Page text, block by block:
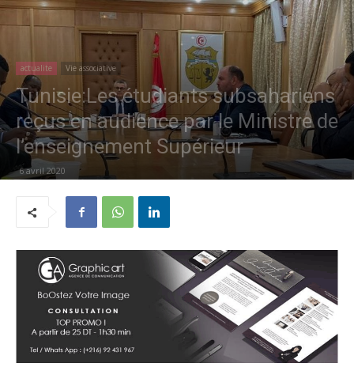
actualite Vie associative
Tunisie:Les étudiants subsahariens
reçus en audience par le Ministre de
l’enseignement Supérieur
6 avril 2020